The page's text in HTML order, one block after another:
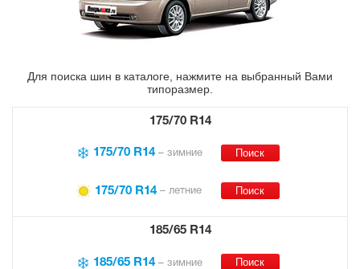
Для поиска шин в каталоге, нажмите на выбранный Вами
типоразмер.
175/70 R14
175/70 R14 – зимние
175/70 R14– летние
185/65 R14
185/65 R14 – зимние